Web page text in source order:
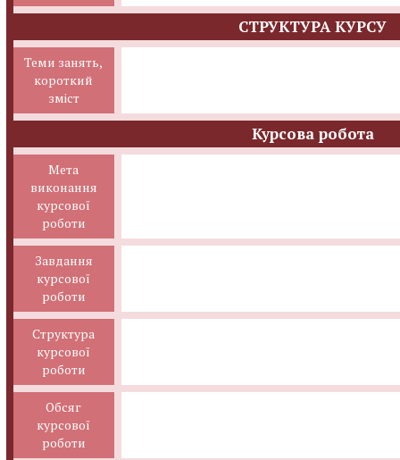
СТРУКТУРА КУРСУ
Теми занять,
короткий
зміст
Курсова робота
Мета
виконання
курсової
роботи
Завдання
курсової
роботи
Структура
курсової
роботи
Обсяг
курсової
роботи